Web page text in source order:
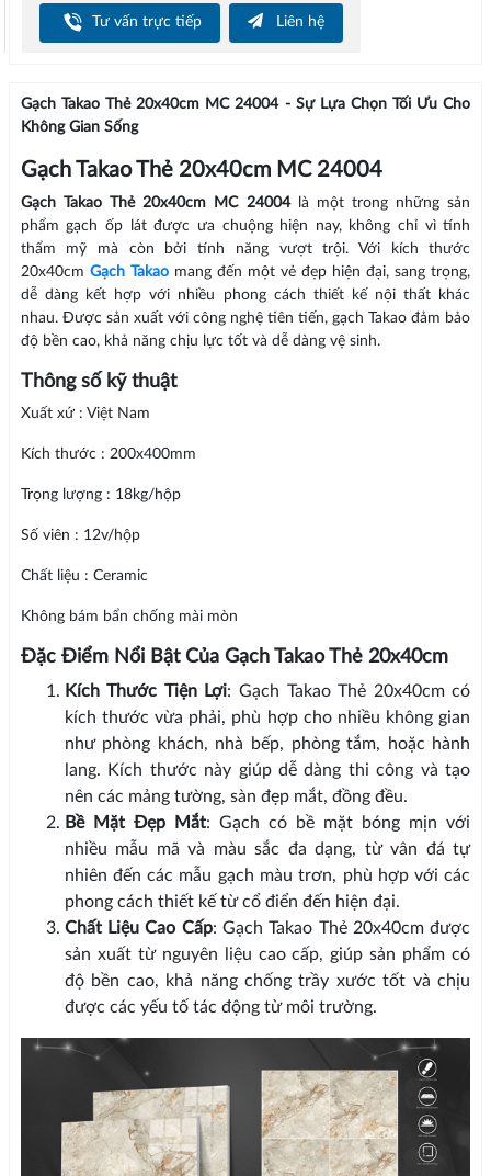
Tư vấn trực tiếp Liên hệ
Gạch Takao Thẻ 20x40cm MC 24004 - Sự Lựa Chọn Tối Ưu Cho
Không Gian Sống
Gạch Takao Thẻ 20x40cm MC 24004
Gạch Takao Thẻ 20x40cm MC 24004
là một trong những sản
phẩm gạch ốp lát được ưa chuộng hiện nay, không chỉ vì tính
thẩm mỹ mà còn bởi tính năng vượt trội. Với kích thước
20x40cm Gạch Takaomang đến một vẻ đẹp hiện đại, sang trọng,
dễ dàng kết hợp với nhiều phong cách thiết kế nội thất khác
nhau. Được sản xuất với công nghệ tiên tiến, gạch Takao đảm bảo
độ bền cao, khả năng chịu lực tốt và dễ dàng vệ sinh.
Thông số kỹ thuật
Xuất xứ : Việt Nam
Kích thước : 200x400mm
Trọng lượng : 18kg/hộp
Số viên : 12v/hộp
Chất liệu : Ceramic
Không bám bẩn chống mài mòn
Đặc Điểm Nổi Bật Của Gạch Takao Thẻ 20x40cm
Kích Thước Tiện Lợi: Gạch Takao Thẻ 20x40cm có
kích thước vừa phải, phù hợp cho nhiều không gian
như phòng khách, nhà bếp, phòng tắm, hoặc hành
lang. Kích thước này giúp dễ dàng thi công và tạo
nên các mảng tường, sàn đẹp mắt, đồng đều.
Bề Mặt Đẹp Mắt: Gạch có bề mặt bóng mịn với
nhiều mẫu mã và màu sắc đa dạng, từ vân đá tự
nhiên đến các mẫu gạch màu trơn, phù hợp với các
phong cách thiết kế từ cổ điển đến hiện đại.
Chất Liệu Cao Cấp: Gạch Takao Thẻ 20x40cm được
sản xuất từ nguyên liệu cao cấp, giúp sản phẩm có
độ bền cao, khả năng chống trầy xước tốt và chịu
được các yếu tố tác động từ môi trường.